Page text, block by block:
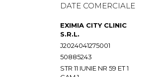
DATE COMERCIALE
EXIMIA CITY CLINIC
S.R.L.
J2024041275001
50885243
STR 11 IUNIE NR 59 ET 1